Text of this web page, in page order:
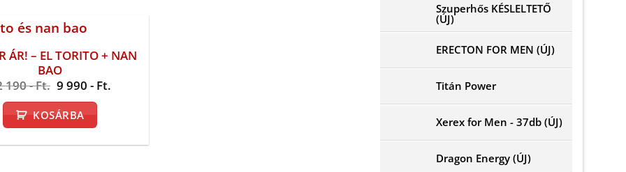
ÁR! – EL TORITO + NAN
BAO
190- Ft. Original
was:
12
190 -
9 990 - Ft.Current
KOSÁRBA
Szuperhős KÉSLELTETŐ
(ÚJ)
ERECTON FOR MEN (ÚJ)
Titán Power
Xerex for Men - 37db (ÚJ)
Dragon Energy (ÚJ)